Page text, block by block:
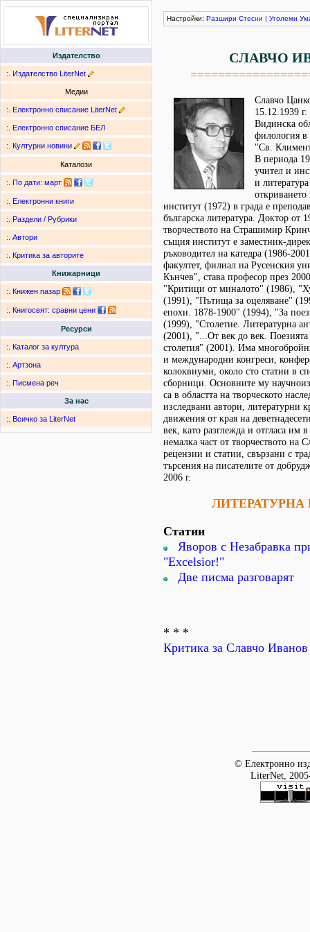
Издателство
:. Издателство LiterNet
Медии
:. Електронно списание LiterNet
:. Електронно списание БЕЛ
:. Културни новини
Каталози
:. По дати: март
:. Електронни книги
:. Раздели / Рубрики
:. Автори
:. Критика за авторите
Книжарници
:. Книжен пазар
:. Книгосвят: сравни цени
Ресурси
:. Каталог за култура
:. Артзона
:. Писмена реч
За нас
:. Всичко за LiterNet
Настройки: Разшири Стесни | Уголеми
СЛАВЧО
Славчо
15.12.1939
Видинска
филология в
"Св.
В периода
учител и
и
откриването
институт (1972) в града е
българска литература. Доктор от
творчеството на Страшимир
същия институт e заместник-
ръководител на катедра (1986-
факултет, филиал на Русенския
Кънчев", става професор през
"Критици от миналото" (1986),
(1991), "Пътища за оцеляване"
епохи. 1878-1900" (1994), "За
(1999), "Столетие. Литературна
(2001), "...От век до век. Поезията
столетия" (2001). Има
и международни конгреси,
колоквиуми, около сто статии в
сборници. Основните му
са в областта на творческото
изследвани автори, литературни
движения от края на
век, като разглежда и отгласа им
немалка част от творчеството на
рецензии и статии, свързани с
търсения на писателите от
2006 г.
ЛИТЕРАТУРНА
Статии
Яворов с Незабравка
"Excelsior!"
Две писма разговарят
* * *
Критика за Славчо Иванов
© Електронно
LiterNet,